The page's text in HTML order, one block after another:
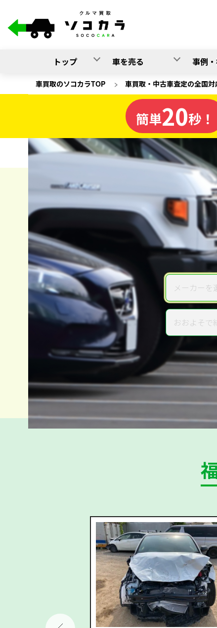
トップ 車を売る 事例
車買取のソコカラTOP > 車買取・中古車査定の全国
福井県の車買
ソコカラの
電話か出張か、高い方の査定
だから高価買
簡単20秒！
メーカー メーカーを
年式 おおよそで